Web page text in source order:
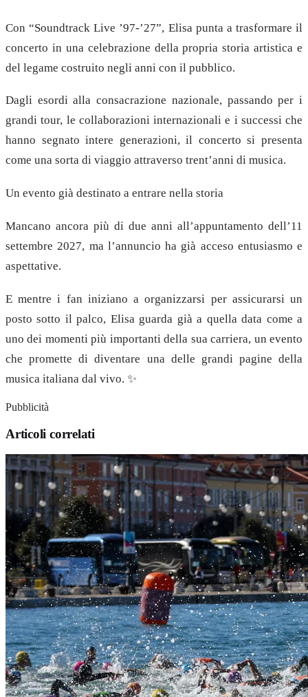
Con “Soundtrack Live ’97-’27”, Elisa punta a trasformare il
concerto in una celebrazione della propria storia artistica e
del legame costruito negli anni con il pubblico.
Dagli esordi alla consacrazione nazionale, passando per i
grandi tour, le collaborazioni internazionali e i successi che
hanno segnato intere generazioni, il concerto si presenta
come una sorta di viaggio attraverso trent’anni di musica.
Un evento già destinato a entrare nella storia
Mancano ancora più di due anni all’appuntamento dell’11
settembre 2027, ma l’annuncio ha già acceso entusiasmo e
aspettative.
E mentre i fan iniziano a organizzarsi per assicurarsi un
posto sotto il palco, Elisa guarda già a quella data come a
uno dei momenti più importanti della sua carriera, un evento
che promette di diventare una delle grandi pagine della
musica italiana dal vivo. ✨
Pubblicità
Articoli correlati